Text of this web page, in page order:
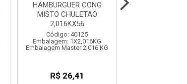
HAMBURGUER CONG
MISTO CHULETAO
2,016KX56
Código: 40125
Embalagem: 1X2,016KG
Embalagem Master 2,016 KG
R$ 26,41